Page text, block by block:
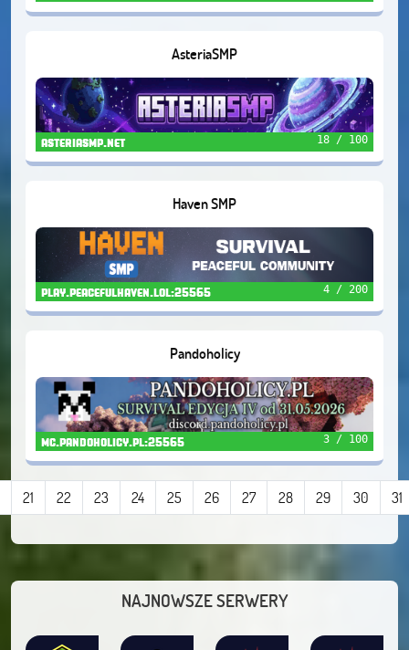
AsteriaSMP
asteriasmp.net 18 / 100
Haven SMP
play.peacefulhaven.lol:25565 4 / 200
Pandoholicy
mc.pandoholicy.pl:25565 3 / 100
21 22 23 24 25 26 27 28 29 30 31
NAJNOWSZE SERWERY